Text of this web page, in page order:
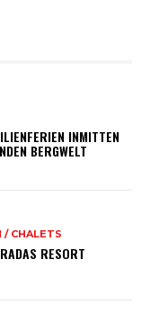
INMITTEN
BERGWELT
/ CHALETS
RESORT